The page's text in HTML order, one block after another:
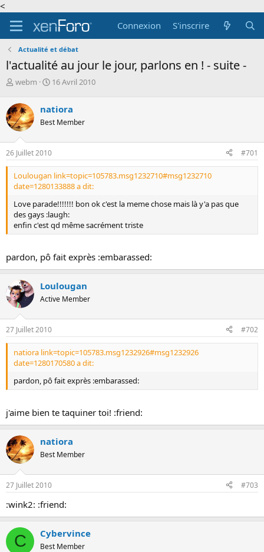
<
Connexion
S'inscrire
Actualité et débat
l'actualité au jour le jour, parlons en ! - suite -
A
t
e
u
r
d
e
l
a
d
s
c
u
i
o
n
webm
D
e
d
d
é
b
u
t
16 Avril 2010
natiora
Best Member
26 Juillet 2010 #701
Loulougan link=topic=105783.msg1232710#msg1232710
date=1280133888 a dit:
Love parade!!!!!!! bon ok c'est la meme chose mais là y'a pas que
des gays :laugh:
enfin c'est qd même sacrément triste
pardon, pô fait exprès :embarassed:
Loulougan
Active Member
27 Juillet 2010 #702
natiora link=topic=105783.msg1232926#msg1232926
date=1280170580 a dit:
pardon, pô fait exprès :embarassed:
j'aime bien te taquiner toi! :friend:
natiora
Best Member
27 Juillet 2010 #703
:wink2: :friend:
C Cybervince
Best Member